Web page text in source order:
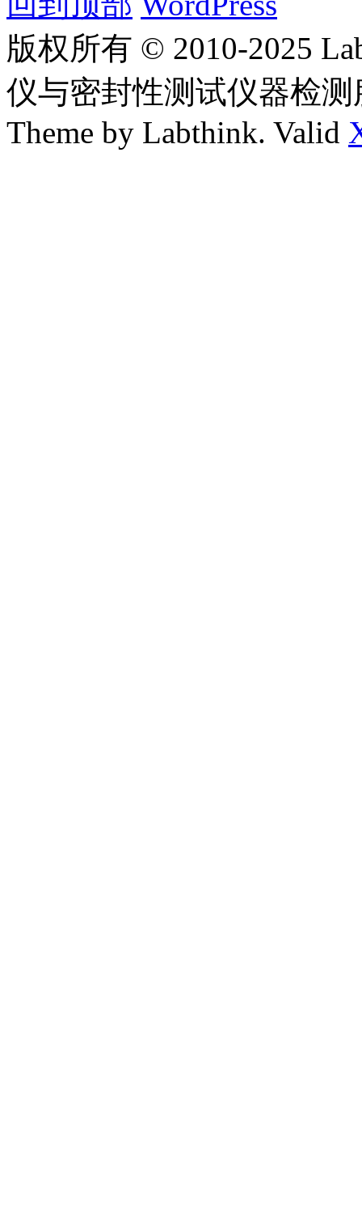
版权所有 © 2010-2025
仪与密封性测试仪器检
Theme by Labthink. Valid